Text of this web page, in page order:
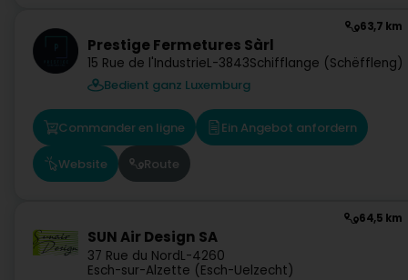
63,7 km
Prestige Fermetures Sàrl
15 Rue de l'IndustrieL-3843Schifflange (Schëffleng)
Bedient ganz Luxemburg
Commander en ligne Ein Angebot anfordern
Website Route
64,5 km
SUN Air Design SA
37 Rue du NordL-4260
Esch-sur-Alzette (Esch-Uelzecht)